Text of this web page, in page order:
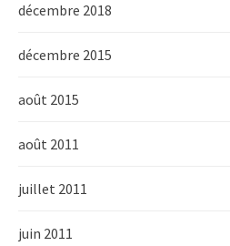
décembre 2018
décembre 2015
août 2015
août 2011
juillet 2011
juin 2011